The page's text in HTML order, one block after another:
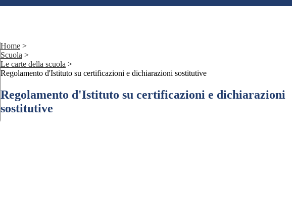
Home >
Scuola >
Le carte della scuola >
Regolamento d'Istituto su certificazioni e dichiarazioni sostitutive
Regolamento d'Istituto su certificazioni e dichiarazioni
sostitutive